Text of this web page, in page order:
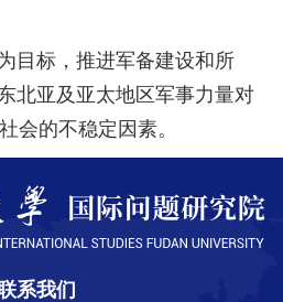
目标，推进军备建设和所
北亚及亚太地区军事力量对
会的不稳定因素。
系我们